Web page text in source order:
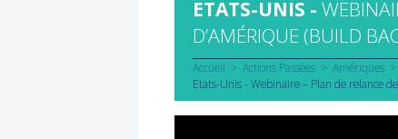
ETATS-UNIS -
D’AMÉRIQUE (BUILD
Accueil Actions Passées
Amériques
Etats-Unis - Webinaire – Plan de relance